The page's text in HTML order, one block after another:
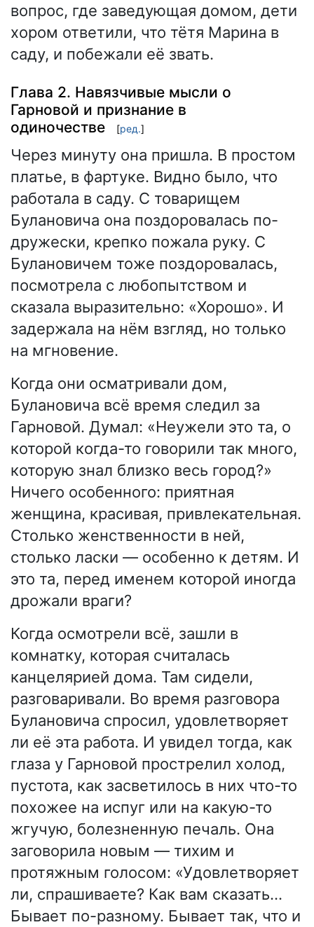
вопрос, где заведующая домом, дети
хором ответили, что тётя Марина в
саду, и побежали её звать.
Глава 2. Навязчивые мысли о
Гарновой и признание в
одиночестве
[ред.]
Через минуту она пришла. В простом
платье, в фартуке. Видно было, что
работала в саду. С товарищем
Булановича она поздоровалась по-
дружески, крепко пожала руку. С
Булановичем тоже поздоровалась,
посмотрела с любопытством и
сказала выразительно: «Хорошо». И
задержала на нём взгляд, но только
на мгновение.
Когда они осматривали дом,
Булановича всё время следил за
Гарновой. Думал: «Неужели это та, о
которой когда-то говорили так много,
которую знал близко весь город?»
Ничего особенного: приятная
женщина, красивая, привлекательная.
Столько женственности в ней,
столько ласки — особенно к детям. И
это та, перед именем которой иногда
дрожали враги?
Когда осмотрели всё, зашли в
комнатку, которая считалась
канцелярией дома. Там сидели,
разговаривали. Во время разговора
Булановича спросил, удовлетворяет
ли её эта работа. И увидел тогда, как
глаза у Гарновой прострелил холод,
пустота, как засветилось в них что-то
похожее на испуг или на какую-то
жгучую, болезненную печаль. Она
заговорила новым — тихим и
протяжным голосом: «Удовлетворяет
ли, спрашиваете? Как вам сказать…
Бывает по-разному. Бывает так, что и